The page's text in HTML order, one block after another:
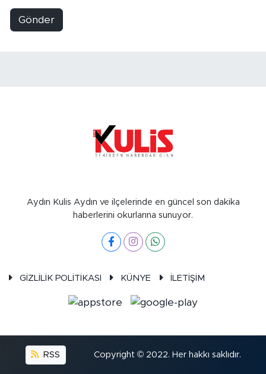
Gönder
Aydın Kulis Aydın ve ilçelerinde en güncel son dakika
haberlerini okurlarına sunuyor.
GİZLİLİK POLİTİKASI KÜNYE İLETİŞİM
RSS Copyright © 2022. Her hakkı saklıdır.